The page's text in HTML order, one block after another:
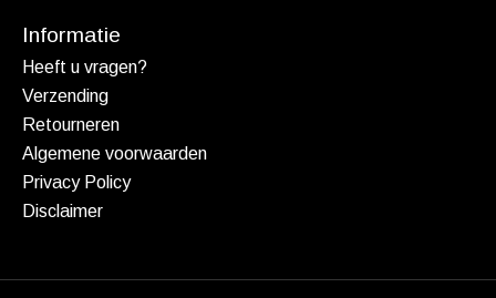
Informatie
Heeft u vragen?
Verzending
Retourneren
Algemene voorwaarden
Privacy Policy
Disclaimer